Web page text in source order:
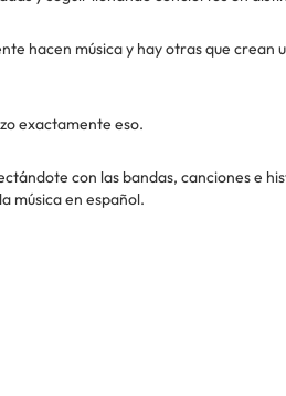
hacen música y hay otras que
exactamente eso.
con las bandas, canciones e
música en español.